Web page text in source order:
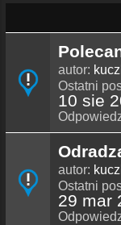
autor:
Ostatni
10 sie
autor:
Ostatni
29 mar